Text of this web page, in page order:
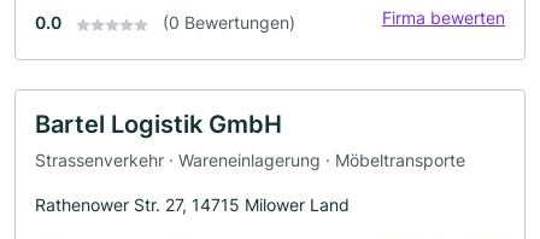
0.0 (0 Bewertungen) Firma bewerten
Bartel Logistik GmbH
Strassenverkehr · Wareneinlagerung · Möbeltransporte
Rathenower Str. 27, 14715 Milower Land